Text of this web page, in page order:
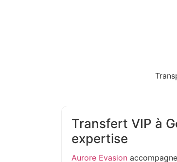
Transfert VIP à
expertise
Aurore Evasion